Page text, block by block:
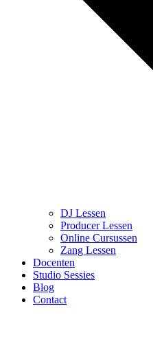
DJ Lessen
Producer Lessen
Online Cursussen
Zang Lessen
Docenten
Studio Sessies
Blog
Contact